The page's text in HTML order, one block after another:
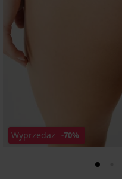
Wyprzedaż -70%